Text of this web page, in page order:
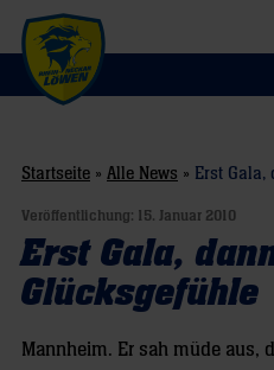
Startseite » Alle News » Erst
Veröffentlichung: 15. Januar 2010
Erst Gala,
Glücksgefühle
Mannheim. Er sah müde aus,